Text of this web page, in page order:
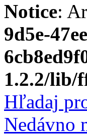
Notice:
9d5e-
1.2.2/lib/
Hľadaj
Nedávno